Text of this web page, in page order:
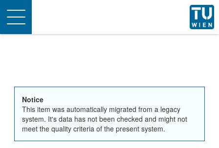
Toggle
navigation
Notice
This item was automatically migrated from a legacy
system. It's data has not been checked and might not
meet the quality criteria of the present system.